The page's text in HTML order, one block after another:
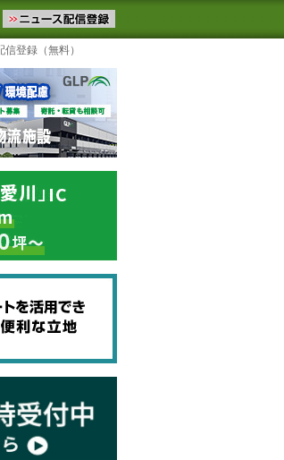
す。物流ニュースメール配信を登録す
く見るテーマ
信登録（無料）